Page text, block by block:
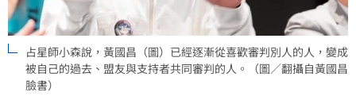
占星師小森說，黃國昌（圖）已經逐漸從喜歡審判別人的人，變成
被自己的過去、盟友與支持者共同審判的人。（圖／翻攝自黃國昌
臉書）